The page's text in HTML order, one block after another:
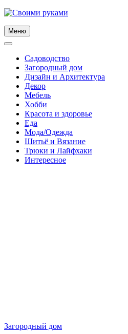
Skip
content
Меню
Садоводство
Загородный дом
Дизайн и Архитектура
Декор
Мебель
Хобби
Красота и здоровье
Еда
Мода/Одежда
Шитьё и Вязание
Трюки и Лайфхаки
Интересное
Загородный дом